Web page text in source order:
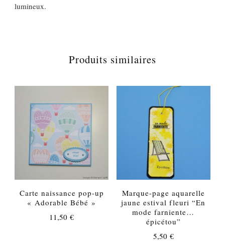
lumineux.
Produits similaires
Carte naissance pop-up
« Adorable Bébé »
11,50€
Marque-page aquarelle
jaune estival fleuri “En
mode farniente…
épicétou”
5,50 €